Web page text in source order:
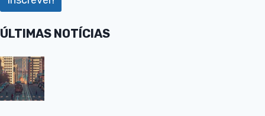
ÚLTIMAS NOTÍCIAS